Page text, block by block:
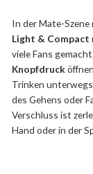
In der Mate-
Light & Compact
viele Fans
Knopfdruck
Trinken
des Gehens oder
Verschluss ist
Hand oder in der